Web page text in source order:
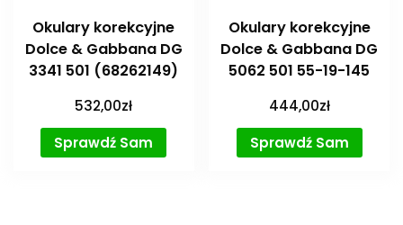
Okulary korekcyjne
Dolce & Gabbana DG
3341 501 (68262149)
532,00zł
Sprawdź Sam
Okulary korekcyjne
Dolce & Gabbana DG
5062 501 55-19-145
444,00zł
Sprawdź Sam